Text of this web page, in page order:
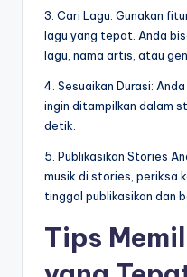
3. Cari Lagu: Gunakan
lagu yang tepat. Anda
lagu, nama artis, atau
4. Sesuaikan Durasi:
ingin ditampilkan dalam
detik.
5. Publikasikan Stories
musik di stories, periksa
tinggal publikasikan dan
Tips